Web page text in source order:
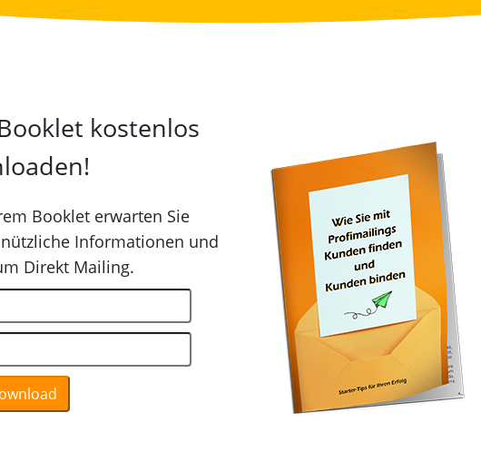
kostenlos
Booklet erwarten Sie
Informationen und
Direkt Mailing.